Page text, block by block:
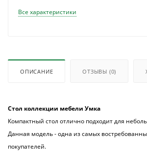
Все характеристики
ОПИСАНИЕ ОТЗЫВЫ (0)
Стол коллекции мебели Умка
Компактный стол отлично подходит для
Данная модель - одна из самых
покупателей.